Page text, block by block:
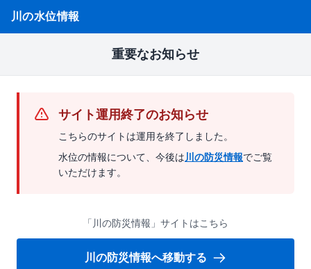
川の水位情報
重要なお知らせ
サイト運用終了のお知らせ
こちらのサイトは運用を終了しました。
水位の情報について、今後は川の防災情報でご覧
いただけます。
「川の防災情報」サイトはこちら
川の防災情報へ移動する